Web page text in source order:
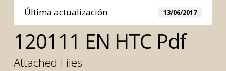
Última actualización 13/06/2017
120111 EN HTC Pdf
Attached Files